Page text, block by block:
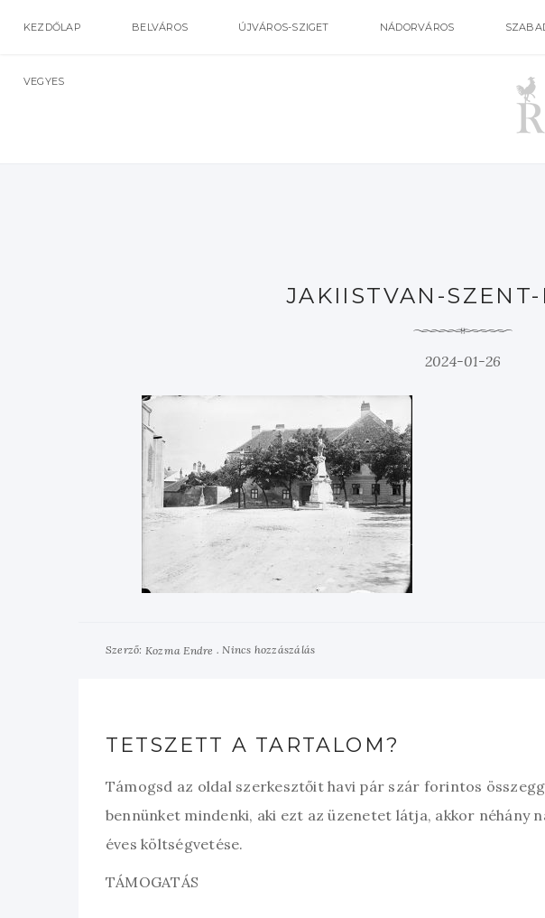
KEZDŐLAP BELVÁROS ÚJVÁROS-SZIGET NÁDORVÁROS
VEGYES
JAKIISTVAN-
2024-01-26
Szerző: Kozma Endre Nincs hozzászálás
TETSZETT A TARTALOM?
Támogsd az oldal szerkesztőit havi pár szár forintos
bennünket mindenki, aki ezt az üzenetet látja, akkor néhány
éves költségvetése.
TÁMOGATÁS